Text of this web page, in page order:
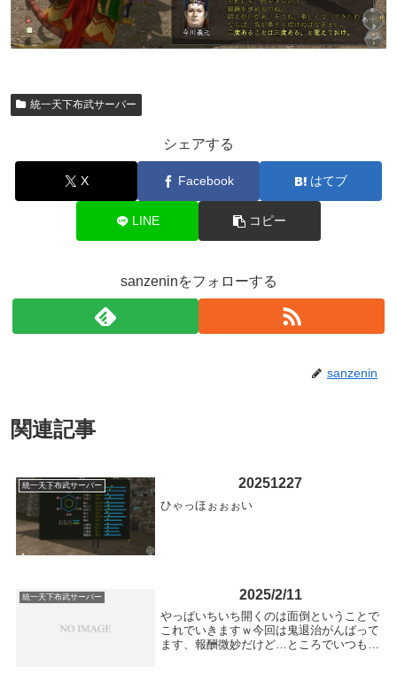
統一天下布武サーバー
シェアする
X Facebook はてブ
LINE コピー
sanzeninをフォローする
sanzenin
関連記事
統一天下布武サーバー 20251227
ひゃっほぉぉぉい
統一天下布武サーバー 2025/2/11
やっぱいちいち開くのは面倒ということで
これでいきますｗ今回は鬼退治がんばって
ます、報酬微妙だけど…ところでいつも↓